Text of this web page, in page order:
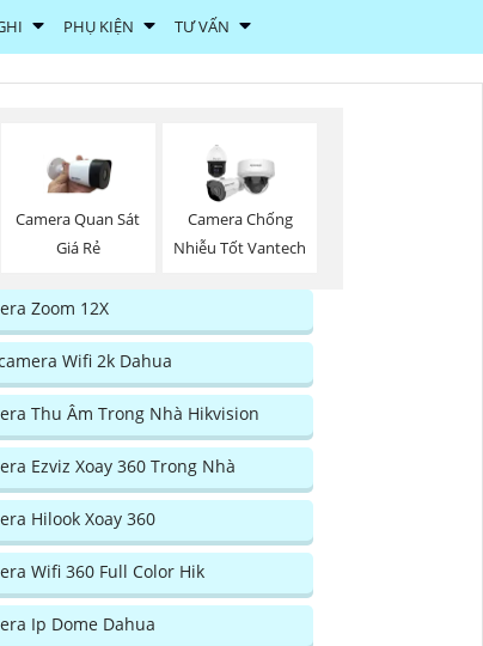
PHỤ KIỆN TƯ VẤN
Camera Quan Sát
Giá Rẻ
Camera Chống
Nhiễu Tốt Vantech
Zoom 12X
Wifi 2k Dahua
Thu Âm Trong Nhà Hikvision
Ezviz Xoay 360 Trong Nhà
Hilook Xoay 360
Wifi 360 Full Color Hik
Ip Dome Dahua